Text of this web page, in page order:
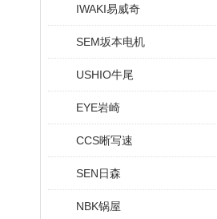
IWAKI易威奇
SEM坂本电机
USHIO牛尾
EYE岩崎
CCS晰写速
SEN日森
NBK锅屋